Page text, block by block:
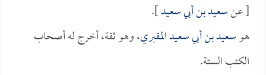
[ عنسعيد بن أبي سعيد].
هوسعيد بن أبي سعيد المقبري، وهو ثقة، أخرج له أصحاب
الكتب الستة.